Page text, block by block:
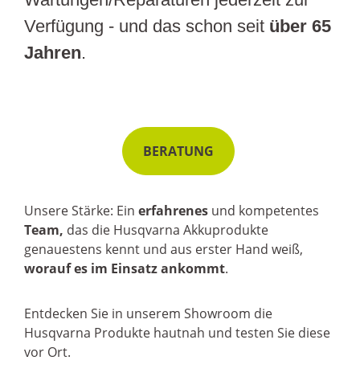
Verfügung - und das schon seit über 65
Jahren.
BERATUNG
Unsere Stärke: Ein erfahrenes und kompetentes
Team, das die Husqvarna Akkuprodukte
genauestens kennt und aus erster Hand weiß,
worauf es im Einsatz ankommt.
Entdecken Sie in unserem Showroom die
Husqvarna Produkte hautnah und testen Sie diese
vor Ort.